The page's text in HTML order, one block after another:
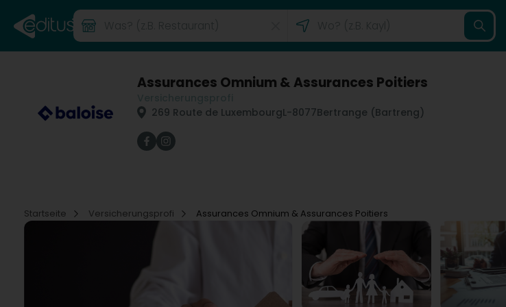
Assurances Omnium & Assurances Poitiers
269 Route de LuxembourgL-8077Bertrange (Bartreng)
Startseite Versicherungsprofi Assurances Omnium & Assurances Poitiers